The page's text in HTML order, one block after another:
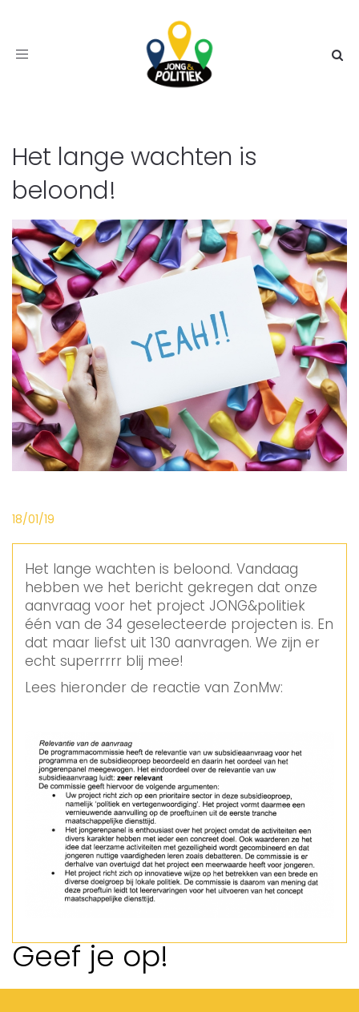
Toggle
Het lange wachten is
beloond!
18/01/19
Het lange wachten is beloond. Vandaag
hebben we het bericht gekregen dat onze
aanvraag voor het project JONG&politiek
één van de 34 geselecteerde projecten is. En
dat maar liefst uit 130 aanvragen. We zijn er
echt superrrrr blij mee!
Lees hieronder de reactie van ZonMw:
Geef je op!